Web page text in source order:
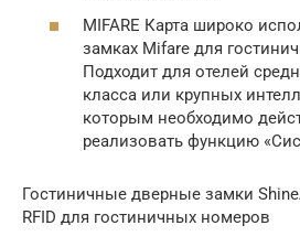
MIFARE Карта широко
замках Mifare для
Подходит для отелей
класса или крупных
которым необходимо
реализовать функцию
Гостиничные дверные замки
RFID для гостиничных номеров